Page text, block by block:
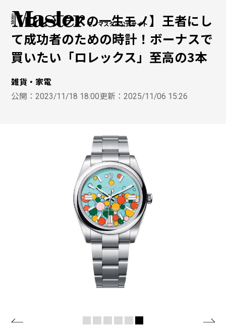
モノマスター公式サイト
【ロレックスの一生モノ】王者にし
て成功者のための時計！ボーナスで
買いたい「ロレックス」至高の3本
雑貨・家電
公開：2023/11/18 18:00更新：2025/11/06 15:26